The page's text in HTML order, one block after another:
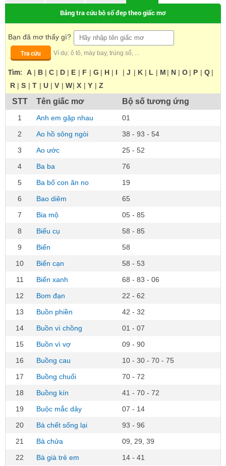
Bảng tra cứu bộ số đẹp theo giấc mơ
Bạn đã mơ thấy gì?
Tra cứu
Ví dụ: ô tô, máy bay, trúng số, ...
Tìm: A | B | C | D | E | F | G | H | I | J | K | L | M | N | O | P | Q |
R | S | T | U | V | W| X | Y | Z
STT Tên giấc mơ Bộ số tương ứng
1 Anh em gặp nhau
01
2
Ao hồ sông ngòi
38 - 93 - 54
3
Ao ước
25 - 52
4
Ba ba
76
5
Ba bố con ăn no
19
6
Bao diêm
65
7
Bia mộ
05 - 85
8
Biếu cụ
58 - 85
9
Biển
58
10
Biển cạn
58 - 53
11
Biển xanh
68 - 83 - 06
12
Bom đạn
22 - 62
13
Buồn phiền
42 - 32
14
Buồn vì chồng
01 - 07
15
Buồn vì vợ
09 - 90
16
Buồng cau
10 - 30 - 70 - 75
17
Buồng chuối
70 - 72
18
Buồng kín
41 - 70 - 72
19
Buộc mắc dây
07 - 14
20
Bà chết sống lại
93 - 96
21
Bà chửa
09, 29, 39
22
Bà già trẻ em
14 - 41